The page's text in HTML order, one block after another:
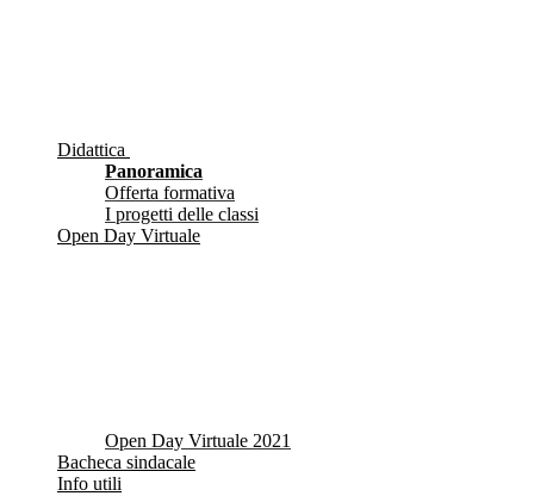
Didattica
Panoramica
Offerta formativa
I progetti delle classi
Open Day Virtuale
Open Day Virtuale 2021
Bacheca sindacale
Info utili